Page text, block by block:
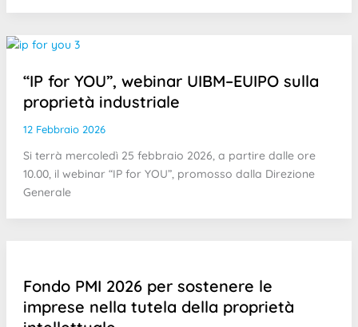
“IP for YOU”, webinar UIBM–EUIPO sulla
proprietà industriale
12 Febbraio 2026
Si terrà mercoledì 25 febbraio 2026, a partire dalle ore
10.00, il webinar “IP for YOU”, promosso dalla Direzione
Generale
Fondo PMI 2026 per sostenere le
imprese nella tutela della proprietà